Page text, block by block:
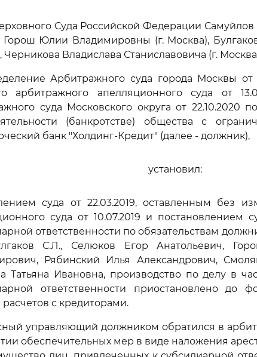
Суда Российской Федерации Самуйлов
Юлии Владимировны (г. Москва),
Черникова Владислава Станиславовича (г.
Арбитражного суда города Москвы от
арбитражного апелляционного суда от
суда Московского округа от 22.10.2020
(банкротстве) общества с
банк "Холдинг-Кредит" (далее - должник),
установил:
суда от 22.03.2019, оставленным без
суда от 10.07.2019 и постановлением
ответственности по обязательствам
С.Л., Селюков Егор Анатольевич,
Рябинский Илья Александрович,
Татьяна Ивановна, производство по делу в
ответственности приостановлено до
с кредиторами.
управляющий должником обратился в
обеспечительных мер в виде наложения